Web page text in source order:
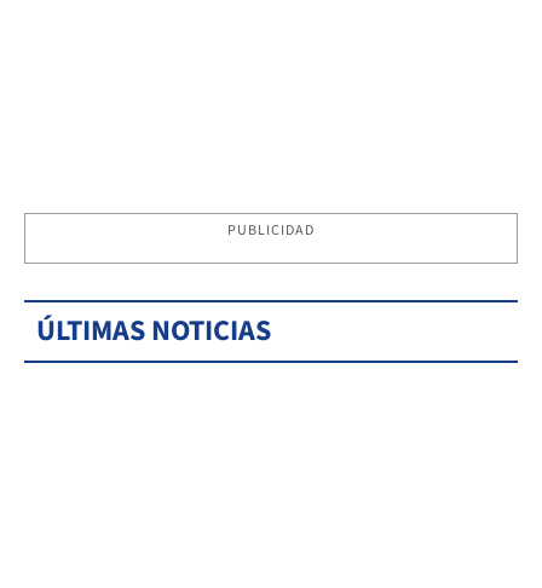
PUBLICIDAD
ÚLTIMAS NOTICIAS